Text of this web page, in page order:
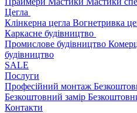
Цегла
Клінкерна цегла Вогнетривка
Каркасне будівництво
Промислове будівництво
будівництво
SALE
Послуги
Професійний монтаж
Безкоштовний замір
Контакти